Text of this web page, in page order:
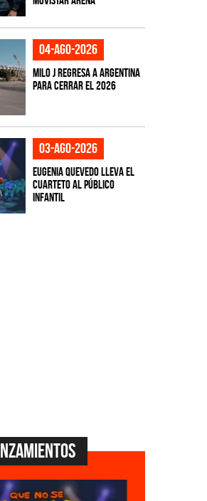
04-ago-2026
Milo J regresa a Argentina
para cerrar el 2026
03-ago-2026
Eugenia Quevedo lleva el
cuarteto al público
infantil